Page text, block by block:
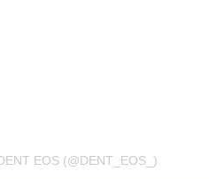
EOS (@DENT_EOS_)